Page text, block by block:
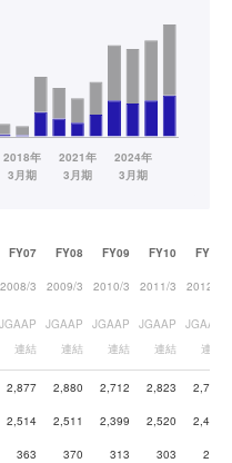
FY07 FY08 FY09 FY10 FY11
2008/3 2009/3 2010/3 2011/3 2012/3
JGAAP
連結
JGAAP
連結
JGAAP
連結
JGAAP
連結
JGAAP
連結
2,877 2,880 2,712 2,823 2,731
2,514 2,511 2,399 2,520 2,463
363 370 313 303 268